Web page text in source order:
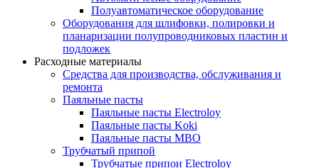
Полуавтоматическое оборудование
Оборудования для шлифовки, полировки и
планаризации полупроводниковых пластин и
подложек
Расходные материалы
Средства для производства, обслуживания и
ремонта
Паяльные пасты
Паяльные пасты Electroloy
Паяльные пасты Koki
Паяльные пасты MBO
Трубчатый припой
Трубчатые припои Electroloy